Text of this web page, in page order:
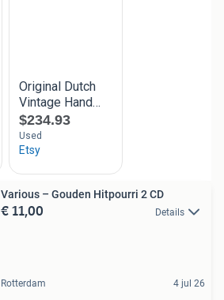
Various – Gouden Hitpourri 2 CD
€ 11,00 Details
Rotterdam 4 jul 26